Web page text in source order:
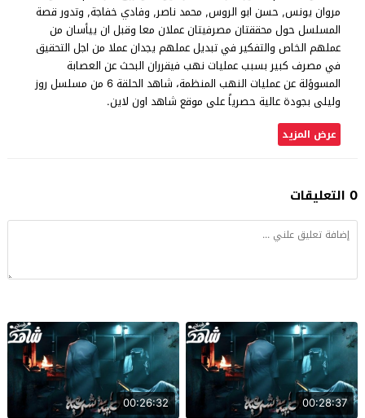
مروان يونس, حسن ابو الروس, محمد ناصر, وفادي خفاجة, وتدور قصة
المسلسل حول محققتان مصرفيتان عملان معا وقبل ان ييأسان من
عملهم الخاص والتفكير في تبديل عملهم يجدان عملا من اجل التحقيق
في مصرف كبير بسبب عمليات نهب فيقرران البحث عن العصابة
المسوؤلة عن عمليات النهب المنظمة، شاهد الحلقة 6 من مسلسل روز
وليلى بجودة عالية حصرياً على موقع شاهد اون لاين.
عرض المزيد
0 التعليقات
00:28:37
00:26:32